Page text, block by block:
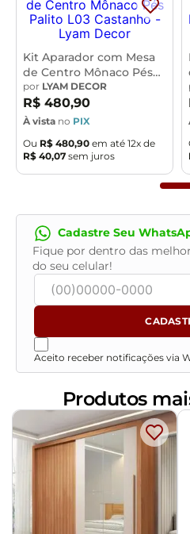
Kit Aparador com Mesa
de Centro Mônaco Pés
Palito L03 Castanho -
Lyam Decor
por LYAM DECOR
R$ 480,90
À vista no PIX
Ou R$ 480,90 em até 12x de
R$ 40,07 sem juros
Cadastre Seu
Fique por dentro das
do seu celular!
Aceito receber notificações via
Produtos